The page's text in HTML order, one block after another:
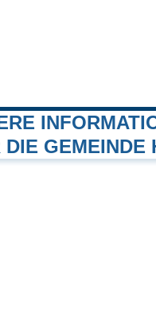
DIE GEMEINDE